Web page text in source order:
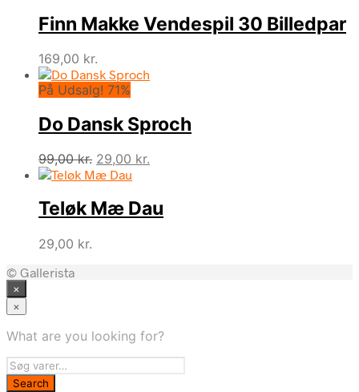
Finn Makke Vendespil 30 Billedpar
169,00 kr.
På Udsalg! 71%
Do Dansk Sproch
99,00kr. Den
oprindelige
var:
99,00 kr..
29,00 kr.
er:
29,00 kr..
Teløk Mæ Dau
29,00 kr.
© Gallerista
×
×
What are you looking for?